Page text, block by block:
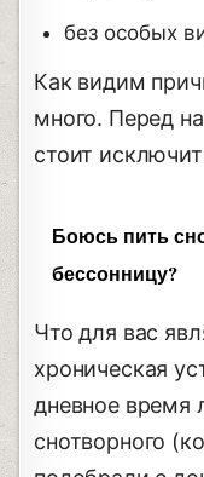
без особых
Как видим
много. Перед
стоит
Боюсь пить
бессонницу?
Что для вас
хроническая
дневное время
снотворного